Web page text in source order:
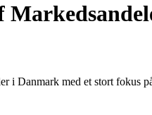
i Danmark med et stort fokus